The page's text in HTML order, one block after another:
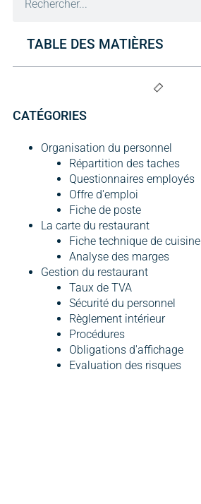
TABLE DES MATIÈRES
CATÉGORIES
Organisation du personnel
Répartition des taches
Questionnaires employés
Offre d'emploi
Fiche de poste
La carte du restaurant
Fiche technique de cuisine
Analyse des marges
Gestion du restaurant
Taux de TVA
Sécurité du personnel
Règlement intérieur
Procédures
Obligations d'affichage
Evaluation des risques